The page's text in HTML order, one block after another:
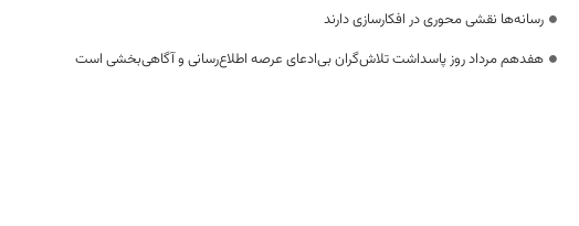
رسانه‌ها نقشی محوری در افکارسازی دارند
هفدهم مرداد روز پاسداشت تلاش‌گران بی‌ادعای عرصه اطلاع‌رسانی و آگاهی‌بخشی است